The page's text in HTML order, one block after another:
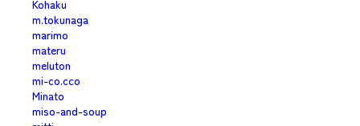
Kohaku
m.tokunaga
marimo
materu
meluton
mi-co.cco
Minato
miso-and-soup